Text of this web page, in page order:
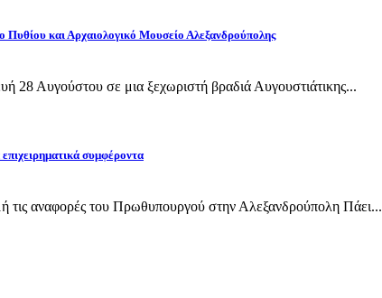
και Αρχαιολογικό Μουσείο Αλεξανδρούπολης
28 Αυγούστου σε μια ξεχωριστή βραδιά Αυγουστιάτικης...
συμφέροντα
αναφορές του Πρωθυπουργού στην Αλεξανδρούπολη Πάει...